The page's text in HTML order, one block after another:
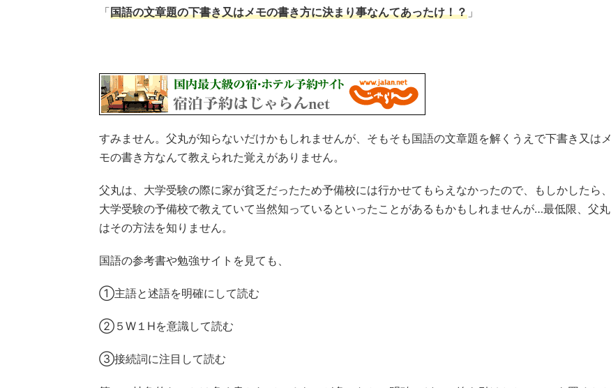
「国語の文章題の下書き又はメモの書き方に決まり事なんてあったけ！？ 」
すみません。父丸が知らないだけかもしれませんが、そもそも国語の文章題を解くうえで下書き又はメ
モの書き方なんて教えられた覚えがありません。
父丸は、大学受験の際に家が貧乏だったため予備校には行かせてもらえなかったので、もしかしたら、
大学受験の予備校で教えていて当然知っているといったことがあるもかもしれませんが…最低限、父丸
はその方法を知りません。
国語の参考書や勉強サイトを見ても、
①主語と述語を明確にして読む
②５W１Hを意識して読む
③接続詞に注目して読む